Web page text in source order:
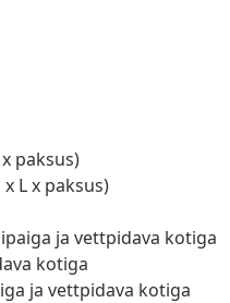
paksus)
L x paksus)
ja vettpidava kotiga
kotiga
ja vettpidava kotiga